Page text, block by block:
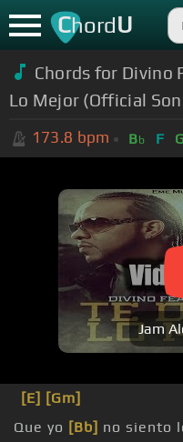
ChordU
Chords for Divino
Lo Mejor (Official
173.8 bpm Bb F
Jam
[E] [Gm]
Que yo [Bb] no siento